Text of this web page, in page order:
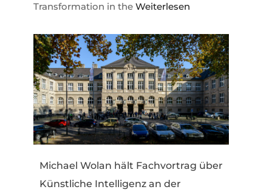
Transformation in the Weiterlesen
Michael Wolan hält Fachvortrag über
Künstliche Intelligenz an der